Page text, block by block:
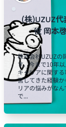
(株)UZUZ代
役 岡本
株式会社UZUZの
す。今まで10年以
キャリアに関す
営してきた経験か
リアの悩みがな
で...